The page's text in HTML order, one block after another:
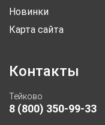
Новинки
Карта сайта
Контакты
Тейково
8 (800) 350-99-33